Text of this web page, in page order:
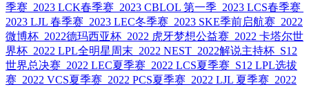
季赛 2023 LCK春季赛 2023 CBLOL 第一季 2023 LCS春季赛
2023 LJL 春季赛 2023 LEC冬季赛 2023 SKE季前启航赛 2022
微博杯 2022德玛西亚杯 2022 虎牙梦想公益赛 2022 卡塔尔世
界杯 2022 LPL全明星周末 2022 NEST 2022解说主持杯 S12
世界总决赛 2022 LEC夏季赛 2022 LCS夏季赛 S12 LPL选拔
赛 2022 VCS夏季赛 2022 PCS夏季赛 2022 LJL 夏季赛 2022